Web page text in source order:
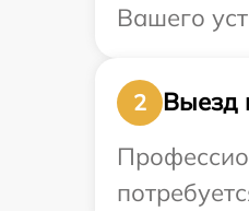
Вашего
2
Выезд